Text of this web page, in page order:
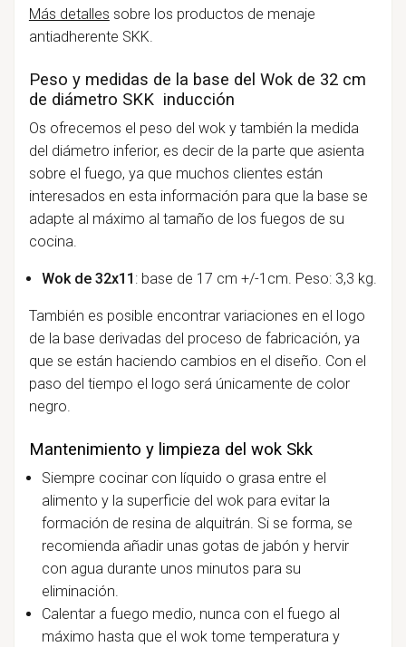
Más detalles sobre los productos de menaje
antiadherente SKK.
Peso y medidas de la base del Wok de 32 cm
de diámetro SKK inducción
Os ofrecemos el peso del wok y también la medida
del diámetro inferior, es decir de la parte que asienta
sobre el fuego, ya que muchos clientes están
interesados en esta información para que la base se
adapte al máximo al tamaño de los fuegos de su
cocina.
Wok de 32x11 : base de 17 cm +/-1cm Peso: 3,3 kg.
También es posible encontrar variaciones en el logo
de la base derivadas del proceso de fabricación, ya
que se están haciendo cambios en el diseño. Con el
paso del tiempo el logo será únicamente de color
negro.
Mantenimiento y limpieza del wok Skk
Siempre cocinar con líquido o grasa entre el
alimento y la superficie del wok para evitar la
formación de resina de alquitrán. Si se forma, se
recomienda añadir unas gotas de jabón y hervir
con agua durante unos minutos para su
eliminación.
Calentar a fuego medio, nunca con el fuego al
máximo hasta que el wok tome temperatura y